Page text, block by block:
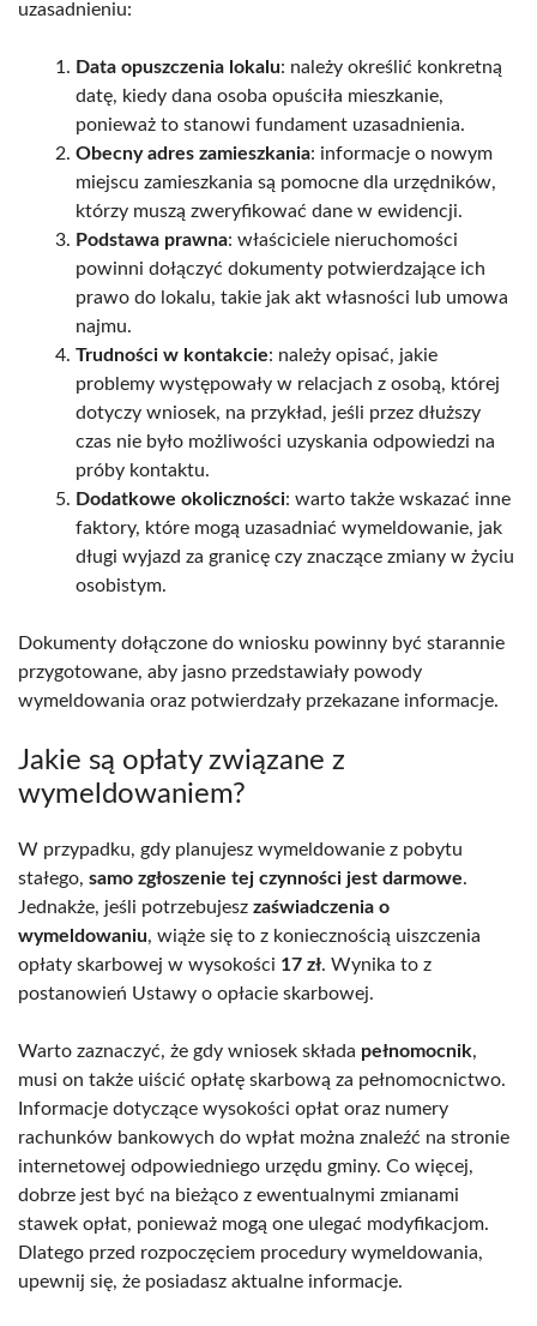
uzasadnieniu:
Data opuszczenia lokalu: należy określić konkretną
datę, kiedy dana osoba opuściła mieszkanie,
ponieważ to stanowi fundament uzasadnienia.
Obecny adres zamieszkania: informacje o nowym
miejscu zamieszkania są pomocne dla urzędników,
którzy muszą zweryfikować dane w ewidencji.
Podstawa prawna: właściciele nieruchomości
powinni dołączyć dokumenty potwierdzające ich
prawo do lokalu, takie jak akt własności lub umowa
najmu.
Trudności w kontakcie: należy opisać, jakie
problemy występowały w relacjach z osobą, której
dotyczy wniosek, na przykład, jeśli przez dłuższy
czas nie było możliwości uzyskania odpowiedzi na
próby kontaktu.
Dodatkowe okoliczności: warto także wskazać inne
faktory, które mogą uzasadniać wymeldowanie, jak
długi wyjazd za granicę czy znaczące zmiany w życiu
osobistym.
Dokumenty dołączone do wniosku powinny być starannie
przygotowane, aby jasno przedstawiały powody
wymeldowania oraz potwierdzały przekazane informacje.
Jakie są opłaty związane z
wymeldowaniem?
W przypadku, gdy planujesz wymeldowanie z pobytu
stałego, samo zgłoszenie tej czynności jest darmowe.
Jednakże, jeśli potrzebujesz zaświadczenia o
wymeldowaniu, wiąże się to z koniecznością uiszczenia
opłaty skarbowej w wysokości 17 zł. Wynika to z
postanowień Ustawy o opłacie skarbowej.
Warto zaznaczyć, że gdy wniosek składa pełnomocnik,
musi on także uiścić opłatę skarbową za pełnomocnictwo.
Informacje dotyczące wysokości opłat oraz numery
rachunków bankowych do wpłat można znaleźć na stronie
internetowej odpowiedniego urzędu gminy. Co więcej,
dobrze jest być na bieżąco z ewentualnymi zmianami
stawek opłat, ponieważ mogą one ulegać modyfikacjom.
Dlatego przed rozpoczęciem procedury wymeldowania,
upewnij się, że posiadasz aktualne informacje.